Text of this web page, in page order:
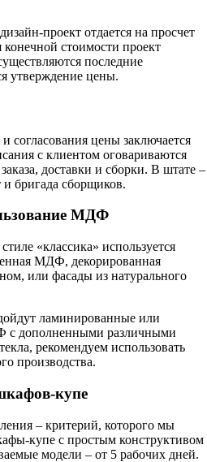
проект отдается на просчет
стоимости проект
последние
утверждение цены.
согласования цены заключается
с клиентом оговариваются
доставки и сборки. В штате –
и бригада сборщиков.
МДФ
«классика» используется
МДФ, декорированная
или фасады из натурального
ламинированные или
дополненными различными
рекомендуем использовать
производства.
купе
– критерий, которого мы
купе с простым конструктивом
модели – от 5 рабочих дней.